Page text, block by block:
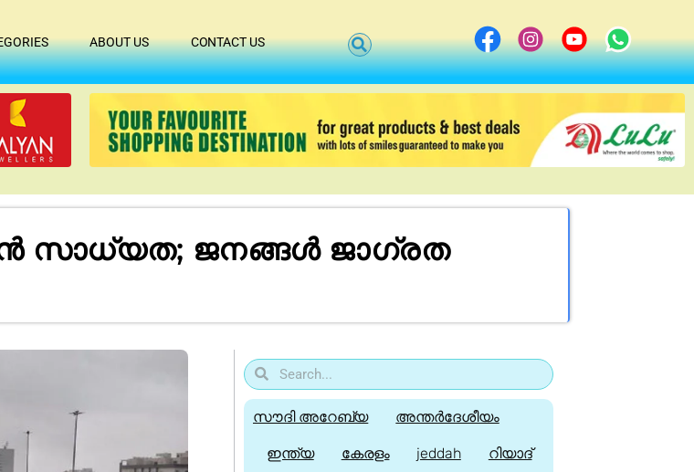
ABOUT US CONTACT US
സാധ്യത; ജനങ്ങൾ ജാഗ്രത
സൗദി അറേബ്യ അന്തർദേശീയം
ഇന്ത്യ കേരളം jeddah റിയാദ്